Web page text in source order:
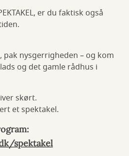
er du faktisk også
pak nysgerrigheden – og kom
og det gamle rådhus i
skørt.
et spektakel.
spektakel